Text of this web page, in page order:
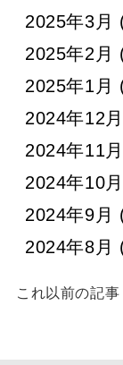
2025年3月
2025年2月
2025年1月
2024年12月
2024年11月
2024年10月
2024年9月
2024年8月
これ以前の記事